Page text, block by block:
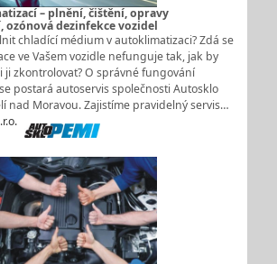
– plnění, čištění, opravy
dezinfekce vozidel
chladící médium v autoklimatizaci? Zdá se
ve Vašem vozidle nefunguje tak, jak by
ji zkontrolovat? O správné fungování
postará autoservis společnosti Autosklo
nad Moravou. Zajistíme pravidelný servis…